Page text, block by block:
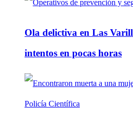
Ola delictiva en Las
intentos en pocas horas